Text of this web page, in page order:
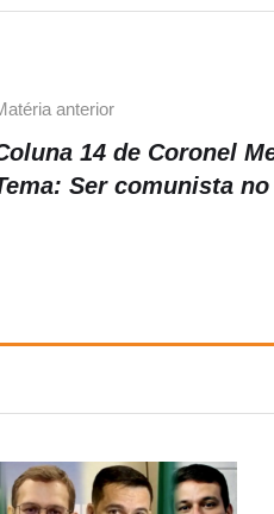
k
anterior
14 de Coronel
Ser comunista